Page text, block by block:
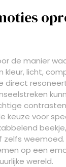
de manier
kleur, licht,
direct
keuze voor
zelfs
op een
wereld.